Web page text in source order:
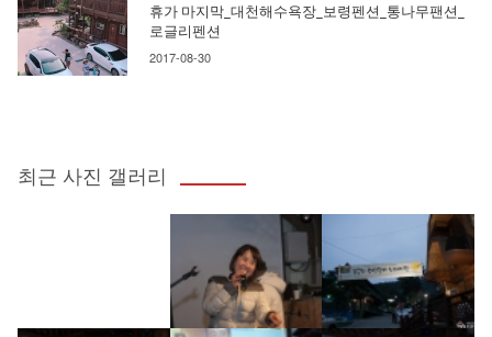
휴가 마지막_대천해수욕장_보령펜션_통나무팬션_
로글리펜션
2017-08-30
최근 사진 갤러리